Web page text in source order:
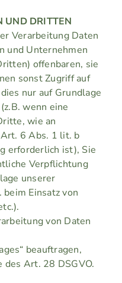
UND DRITTEN
Verarbeitung Daten
und Unternehmen
offenbaren, sie
sonst Zugriff auf
nur auf Grundlage
wenn eine
wie an
6 Abs. 1 lit. b
erforderlich ist), Sie
Verpflichtung
unserer
Einsatz von
von Daten
beauftragen,
des Art. 28 DSGVO.